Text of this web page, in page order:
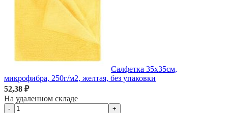
Салфетка 35х35см,
микрофибра, 250г/м2, желтая, без упаковки
52,38 ₽
На удаленном складе
-
+